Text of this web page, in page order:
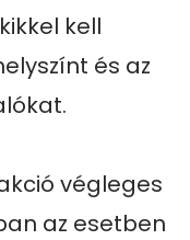
kell
és az
végleges
az esetben